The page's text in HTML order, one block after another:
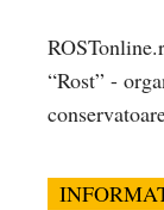
“Rost” -